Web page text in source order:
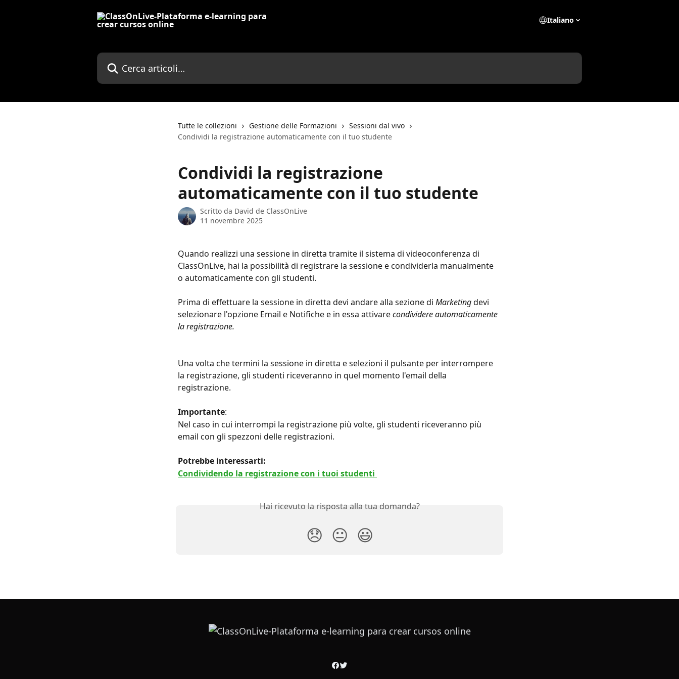
Italiano
Cerca articoli…
Tutte le collezioni Gestione delle Formazioni
Sessioni dal vivo
Condividi la registrazione automaticamente con il tuo studente
Condividi la registrazione
automaticamente con il tuo studente
Scritto da David de ClassOnLive
11 novembre 2025
Quando realizzi una sessione in diretta tramite il sistema di videoconferenza di
ClassOnLive, hai la possibilità di registrare la sessione e condividerla manualmente
o automaticamente con gli studenti.
Prima di effettuare la sessione in diretta devi andare alla sezione di Marketing devi
selezionare l'opzione Email e Notifiche e in essa attivare condividere automaticamente
la registrazione.
Una volta che termini la sessione in diretta e selezioni il pulsante per interrompere
la registrazione, gli studenti riceveranno in quel momento l'email della
registrazione.
Importante:
Nel caso in cui interrompi la registrazione più volte, gli studenti riceveranno più
email con gli spezzoni delle registrazioni.
Potrebbe interessarti:
Condividendo la registrazione con i tuoi studenti
Hai ricevuto la risposta alla tua domanda?
😞 😐 😃